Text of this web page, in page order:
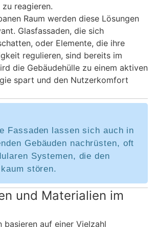
reagieren.
Raum werden diese Lösungen
Glasfassaden, die sich
oder Elemente, die ihre
regulieren, sind bereits im
die Gebäudehülle zu einem aktiven
spart und den Nutzerkomfort
Fassaden lassen sich auch in
Gebäuden nachrüsten, oft
Systemen, die den
stören.
und Materialien im
basieren auf einer Vielzahl